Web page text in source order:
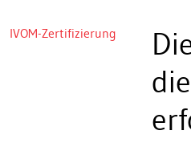
IVOM-Zertifizierung